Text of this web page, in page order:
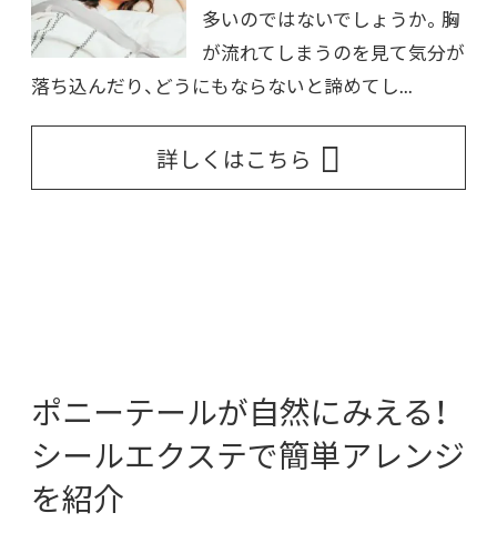
多いのではないでしょうか。胸
が流れてしまうのを見て気分が
落ち込んだり、どうにもならないと諦めてし...
詳しくはこちら
ポニーテールが自然にみえる！
シールエクステで簡単アレンジ
を紹介